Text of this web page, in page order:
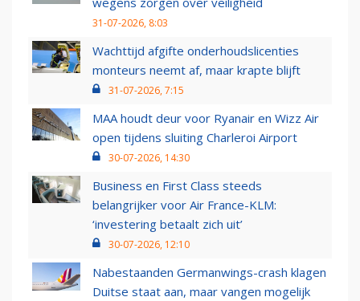
31-07-2026, 8:03
Wachttijd afgifte onderhoudslicenties
monteurs neemt af, maar krapte blijft
31-07-2026, 7:15
MAA houdt deur voor Ryanair en Wizz Air
open tijdens sluiting Charleroi Airport
30-07-2026, 14:30
Business en First Class steeds
belangrijker voor Air France-KLM:
‘investering betaalt zich uit’
30-07-2026, 12:10
Nabestaanden Germanwings-crash klagen
Duitse staat aan, maar vangen mogelijk